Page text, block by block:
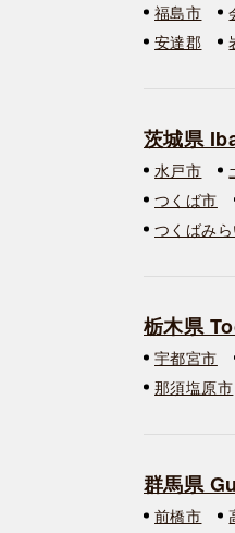
福島市
安達郡
茨城県
水戸市
つくば市
つくばみ
栃木県
宇都宮市
那須塩原市
群馬県
前橋市